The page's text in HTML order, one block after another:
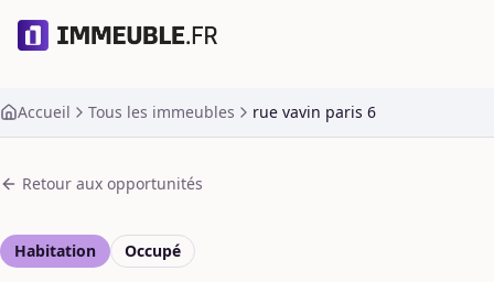
Accueil Tous les immeubles rue vavin paris 6
Retour aux opportunités
Habitation Occupé